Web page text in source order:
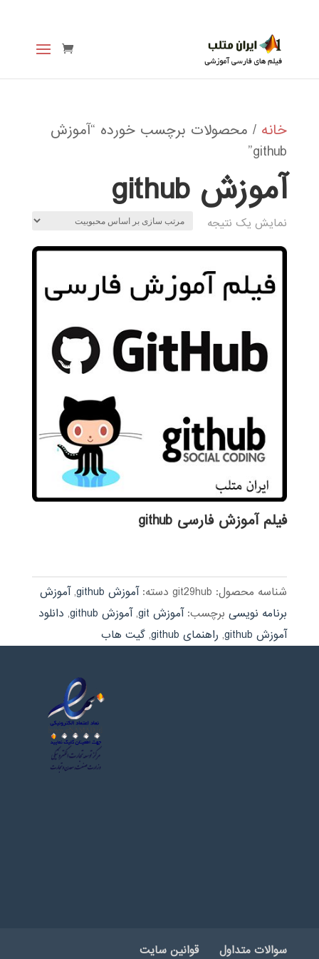
خانه / محصولات برچسب خورده “آموزش
github”
آموزش github
نمایش یک نتیجه
فیلم آموزش فارسی github
شناسه محصول: git29hub دسته:آموزش github ,آموزش
برنامه نویسی برچسب:آموزش git ,آموزش github , دانلود
آموزش github
, راهنمای github , گیت هاب
سوالات متداول قوانین سایت